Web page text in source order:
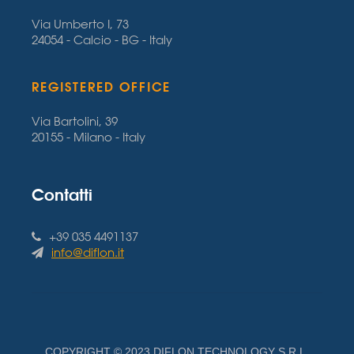
Via Umberto I, 73
24054 - Calcio - BG - Italy
REGISTERED OFFICE
Via Bartolini, 39
20155 - Milano - Italy
Contatti
+39 035 4491137
info@diflon.it